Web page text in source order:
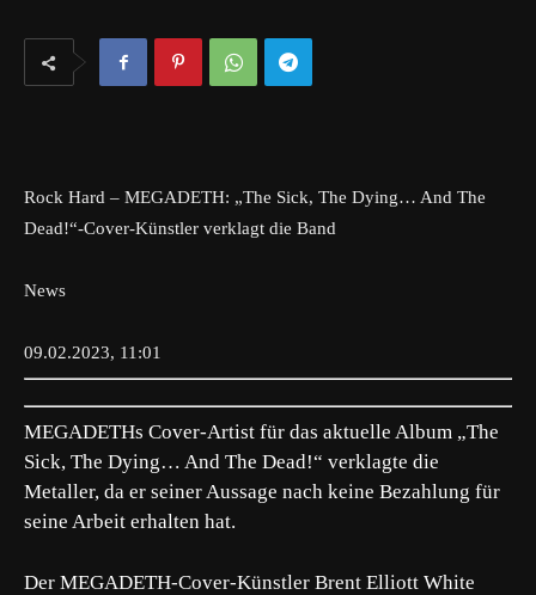
Rock Hard – MEGADETH: „The Sick, The Dying… And The
Dead!“-Cover-Künstler verklagt die Band
News
09.02.2023, 11:01
MEGADETHs Cover-Artist für das aktuelle Album „The
Sick, The Dying… And The Dead!“ verklagte die
Metaller, da er seiner Aussage nach keine Bezahlung für
seine Arbeit erhalten hat.
Der MEGADETH-Cover-Künstler Brent Elliott White